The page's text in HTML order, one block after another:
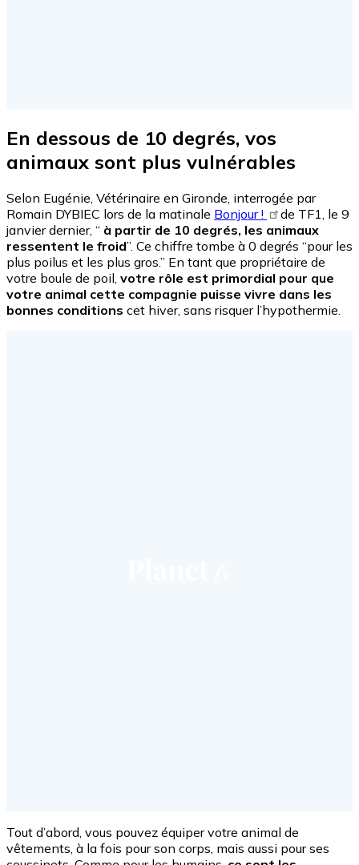
En dessous de 10 degrés, vos
animaux sont plus vulnérables
Selon Eugénie, Vétérinaire en Gironde, interrogée par
Romain DYBIEC lors de la matinale Bonjour !
de TF1, le 9
janvier dernier, “ à partir de 10 degrés, les animaux
ressentent le froid”. Ce chiffre tombe à 0 degrés “pour les
plus poilus et les plus gros.” En tant que propriétaire de
votre boule de poil, votre rôle est primordial pour que
votre animal cette compagnie puisse vivre dans les
bonnes conditions cet hiver, sans risquer l’hypothermie.
Tout d’abord, vous pouvez équiper votre animal de
vêtements, à la fois pour son corps, mais aussi pour ses